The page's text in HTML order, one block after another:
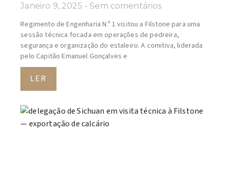
Janeiro 9, 2025 Sem comentários
Regimento de Engenharia N.º 1 visitou a Filstone para uma
sessão técnica focada em operações de pedreira,
segurança e organização do estaleiro. A comitiva, liderada
pelo Capitão Emanuel Gonçalves e
LER